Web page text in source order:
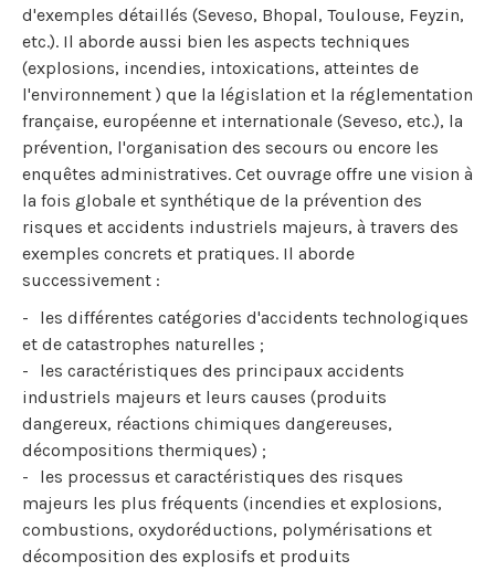
d'exemples détaillés (Seveso, Bhopal, Toulouse, Feyzin,
etc.). Il aborde aussi bien les aspects techniques
(explosions, incendies, intoxications, atteintes de
l'environnement ) que la législation et la réglementation
française, européenne et internationale (Seveso, etc.), la
prévention, l'organisation des secours ou encore les
enquêtes administratives. Cet ouvrage offre une vision à
la fois globale et synthétique de la prévention des
risques et accidents industriels majeurs, à travers des
exemples concrets et pratiques. Il aborde
successivement :
les différentes catégories d'accidents technologiques
et de catastrophes naturelles ;
les caractéristiques des principaux accidents
industriels majeurs et leurs causes (produits
dangereux, réactions chimiques dangereuses,
décompositions thermiques) ;
les processus et caractéristiques des risques
majeurs les plus fréquents (incendies et explosions,
combustions, oxydoréductions, polymérisations et
décomposition des explosifs et produits